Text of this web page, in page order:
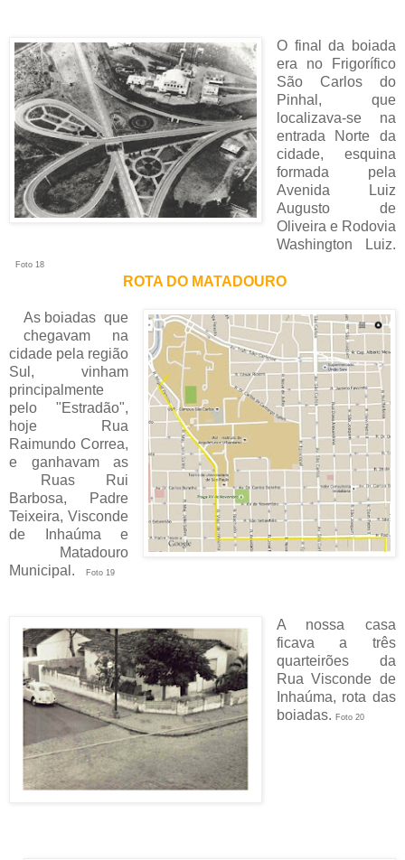
O final da boiada
era no Frigorífico
São Carlos do
Pinhal, que
localizava-se na
entrada Norte da
cidade, esquina
formada pela
Avenida Luiz
Augusto de
Oliveira e Rodovia
Washington Luiz.
Foto 18
ROTA DO MATADOURO
As boiadas que
chegavam na
cidade pela região
Sul, vinham
principalmente
pelo "Estradão",
hoje Rua
Raimundo Correa,
e ganhavam as
Ruas Rui
Barbosa, Padre
Teixeira, Visconde
de Inhaúma e
Matadouro
Municipal.
Foto 19
A nossa casa
ficava a três
quarteirões da
Rua Visconde de
Inhaúma, rota das
boiadas. Foto 20